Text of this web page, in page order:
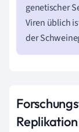
genetischer
Viren üblich
der
Replikation